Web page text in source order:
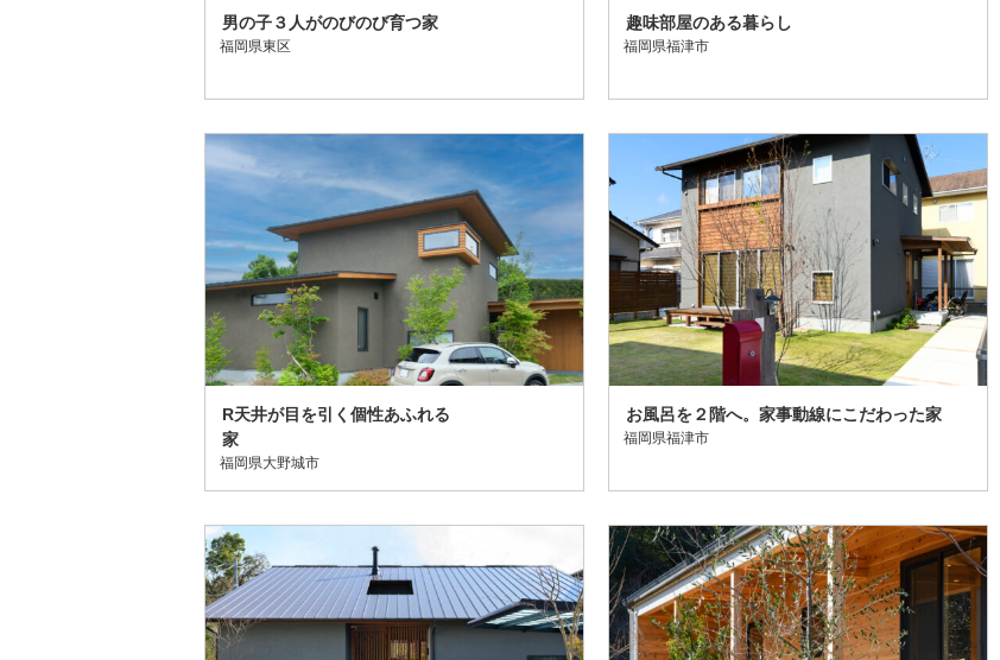
男の子３人がのびのび育つ家
福岡県東区
趣味部屋のある暮らし
福岡県福津市
R天井が目を引く個性あふれる
家
福岡県大野城市
お風呂を２階へ。家事動線にこだわった家
福岡県福津市